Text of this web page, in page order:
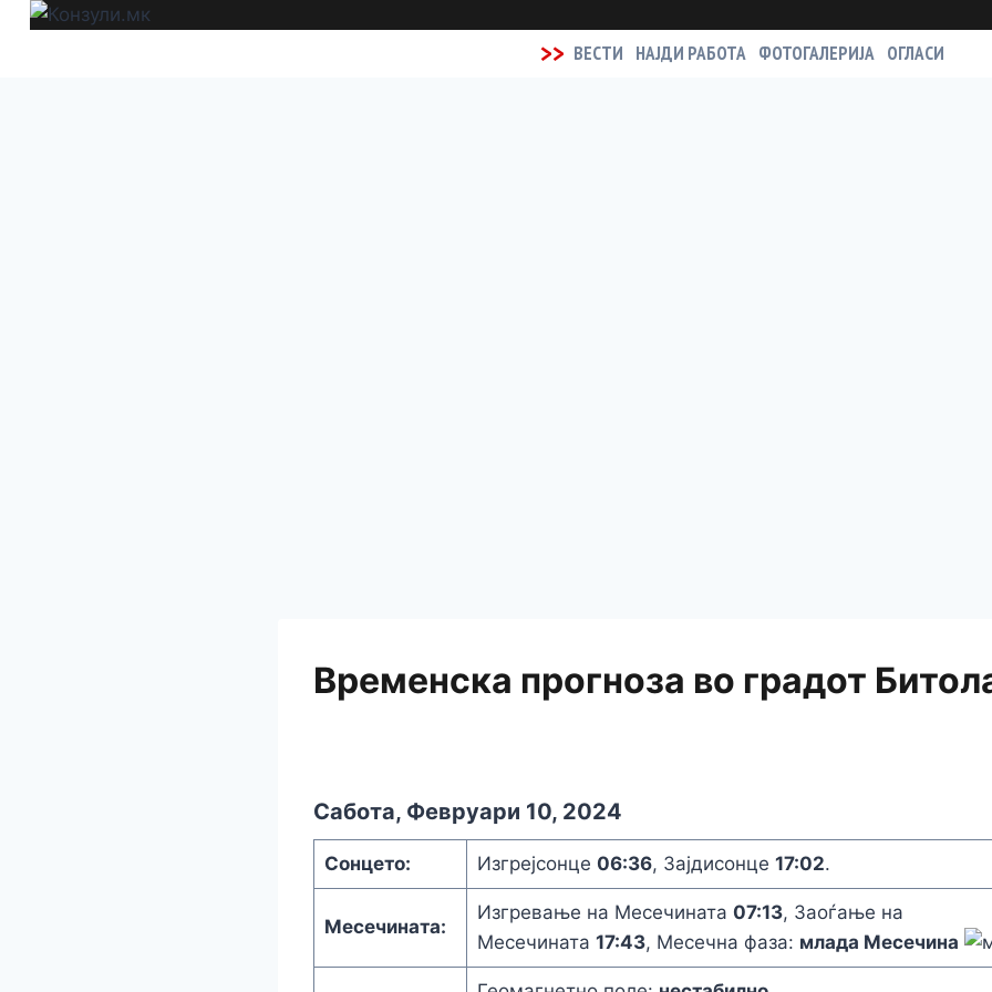
>> ВЕСТИ НАЈДИ РАБОТА ФОТОГАЛЕРИЈА ОГЛАСИ
Временска прогноза во градот
Сабота, Февруари 10, 2024
Сонцето: Изгрејсонце 06:36, Зајдисонце 17:02.
Месечината:
Изгревање на Месечината 07:13, Заоѓање на
Месечината 17:43, Месечна фаза: млада Месечина